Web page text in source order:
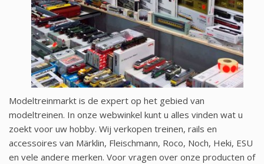
Modeltreinmarkt is de expert op het gebied van
modeltreinen. In onze webwinkel kunt u alles vinden wat u
zoekt voor uw hobby. Wij verkopen treinen, rails en
accessoires van Märklin, Fleischmann, Roco, Noch, Heki, ESU
en vele andere merken. Voor vragen over onze producten of